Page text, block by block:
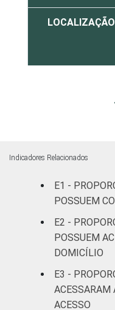
LOCALIZAÇÃO
FAIXA ETÁRIA
Indicadores Relacionados
E1 -
POSSUEM
E2 -
POSSUEM
DOMICÍLIO
E3 -
ACESSARAM
ACESSO